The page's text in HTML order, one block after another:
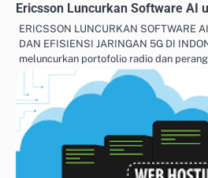
Ericsson Luncurkan Software AI
ERICSSON LUNCURKAN SOFTWARE
DAN EFISIENSI JARINGAN 5G DI
meluncurkan portofolio radio dan